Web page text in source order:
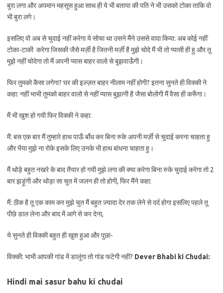
बुरा लगा और अपमान महसूस हुआ साथ ही ये भी बताया की पति ने भी उसको टोका ताकि वो
भी बुरा लगे।
इसलिए वो अब से चुदाई नहीं करेगा ये सोचा था उसने मैंने उससे वादा किया: अब कोई नहीं
टोका-टाकी करेगा जिसकी जैसे मर्ज़ी है जितनी मर्ज़ी है मुझे चोदे मैं भी तो प्यासी ही हु और तू
मुझे नहीं चोदेगा तो मैं अपनी प्यास बाहर वालो से बुझवाऊँगी।
फिर तुमको कैसा लगेगा? घर की इज़्ज़त बाहर नीलाम नहीं होगी? इतना सुनते ही विक्की ने
कहा: नहीं भाभी तुमको बाहर वालो से नहीं प्यास बुझानी है जैसा बोलोगी मैं वैसा ही करूँगा।
मैं भी खुश हो गयी फिर विक्की ने कहा:
मैं: बस एक बार मैं तुम्हारे हाथ पाऊँ बाँध कर बिना रुके अपनी मर्ज़ी से चुदाई करना चाहता हु
और भैया मुझे ना रोके इसके लिए उनके भी हाथ बांधना चाहता हु।
मैं थोड़े बहुत नखरे के बाद तैयार हो गयी मुझे लगा की क्या करेगा बिना रुके चुदाई करेगा तो 2
बार झड़ूंगी और थोड़ा सा चुत में जलन ही तो होगी, फिर मैंने कहा:
मैं: ठीक है तू एक काम कर मुझे चुत मैं बहुत ज़्यादा देर तक लेने से दर्द होगा इसलिए पहले तू
पीछे डाल लेना और बाद में आगे से कर देना,
ये सुनते ही विक्की बहुत ही खुश हुआ और पुछा-
विक्की: भाभी आपकी गांड में डालूंगा तो गांड फटेगी नहीं? Dever Bhabi ki Chudai:
Hindi mai sasur bahu ki chudai